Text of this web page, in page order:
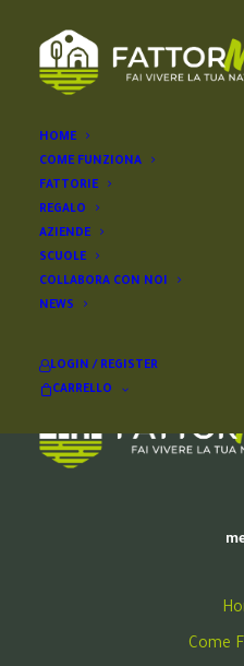
HOME
COME FUNZIONA
FATTORIE
REGALO
AZIENDE
SCUOLE
COLLABORA CON NOI
NEWS
LOGIN / REGISTER
CARRELLO
le
Come